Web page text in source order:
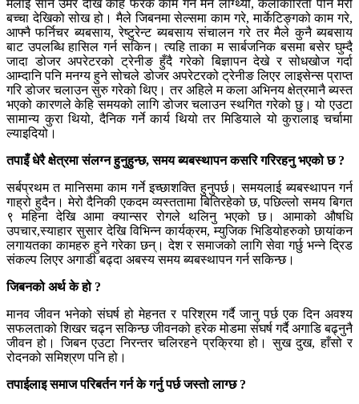
मलाई सानै उमेर देखि केहि फरक काम गर्न मन लाग्थ्यो, कलाकारिता पनि मेरो
बच्चा देखिको सोख हो। मैले जिबनमा सेल्समा काम गरे, मार्केटिङ्गको काम गरे,
आफ्नै फर्निचर ब्यबसाय, रेष्टुरेन्ट ब्यबसाय संचालन गरे तर मैले कुनै ब्यबसाय
बाट उपलब्धि हासिल गर्न सकिन। त्यहि ताका म सार्बजनिक बसमा बसेर घुम्दै
जादा डोजर अपरेटरको ट्रेनीङ हुँदै गरेको बिज्ञापन देखे र सोधखोज गर्दा
आम्दानि पनि मनग्य हुने सोचले डोजर अपरेटरको ट्रेनीङ लिएर लाइसेन्स प्राप्त
गरि डोजर चलाउन सुरु गरेको थिए। तर अहिले म कला अभिनय क्षेत्रमानै ब्यस्त
भएको कारणले केहि समयको लागि डोजर चलाउन स्थगित गरेको छु। यो एउटा
सामान्य कुरा थियो, दैनिक गर्ने कार्य थियो तर मिडियाले यो कुरालाइ चर्चामा
ल्याइदियो।
तपाइँ धेरै क्षेत्रमा संलग्न हुनुहुन्छ, समय ब्यबस्थापन कसरि गरिरहनु भएको छ ?
सर्बप्रथम त मानिसमा काम गर्ने इच्छाशक्ति हुनुपर्छ। समयलाई ब्यबस्थापन गर्न
गाह्रो हुदैन। मेरो दैनिकी एकदम व्यस्ततामा बितिरहेको छ, पछिल्लो समय बिगत
९ महिना देखि आमा क्यान्सर रोगले थलिनु भएको छ। आमाको औषधि
उपचार,स्याहार सुसार देखि विभिन्न कार्यक्रम, म्युजिक भिडियोहरुको छायांकन
लगायतका कामहरु हुने गरेका छन्। देश र समाजको लागि सेवा गर्छु भन्ने द्रिड
संकल्प लिएर अगाडी बढ्दा अबस्य समय ब्यबस्थापन गर्न सकिन्छ।
जिबनको अर्थ के हो ?
मानव जीवन भनेको संघर्ष हो मेहनत र परिश्रम गर्दै जानु पर्छ एक दिन अवश्य
सफलताको शिखर चढ्न सकिन्छ जीवनको हरेक मोडमा संघर्ष गर्दै अगाडि बढ्नुनै
जीवन हो। जिबन एउटा निरन्तर चलिरहने प्रक्रिया हो। सुख दुख, हाँसो र
रोदनको समिश्रण पनि हो।
तपाईलाइ समाज परिबर्तन गर्न के गर्नु पर्छ जस्तो लाग्छ ?